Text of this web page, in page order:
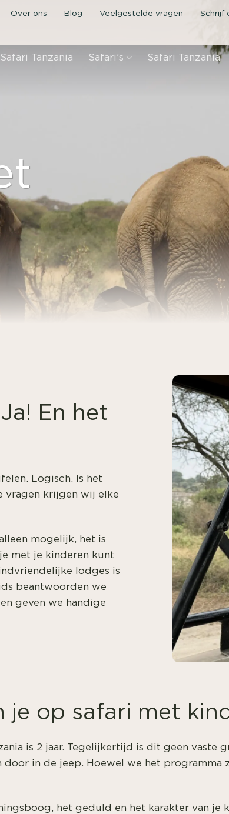
Over ons Blog Veelgestelde vragen Schrijf
Safari Tanzania Safari’s Safari Tanzania
En het
Logisch. Is het
vragen krijgen wij elke
mogelijk, het is
met je kinderen kunt
lodges is
beantwoorden we
geven we handige
je op safari met
is 2 jaar. Tegelijkertijd is dit geen vaste
door in de jeep. Hoewel we het
het geduld en het karakter van